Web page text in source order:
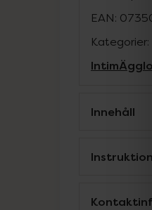
EAN:
Kategorier:
Intim
Innehåll